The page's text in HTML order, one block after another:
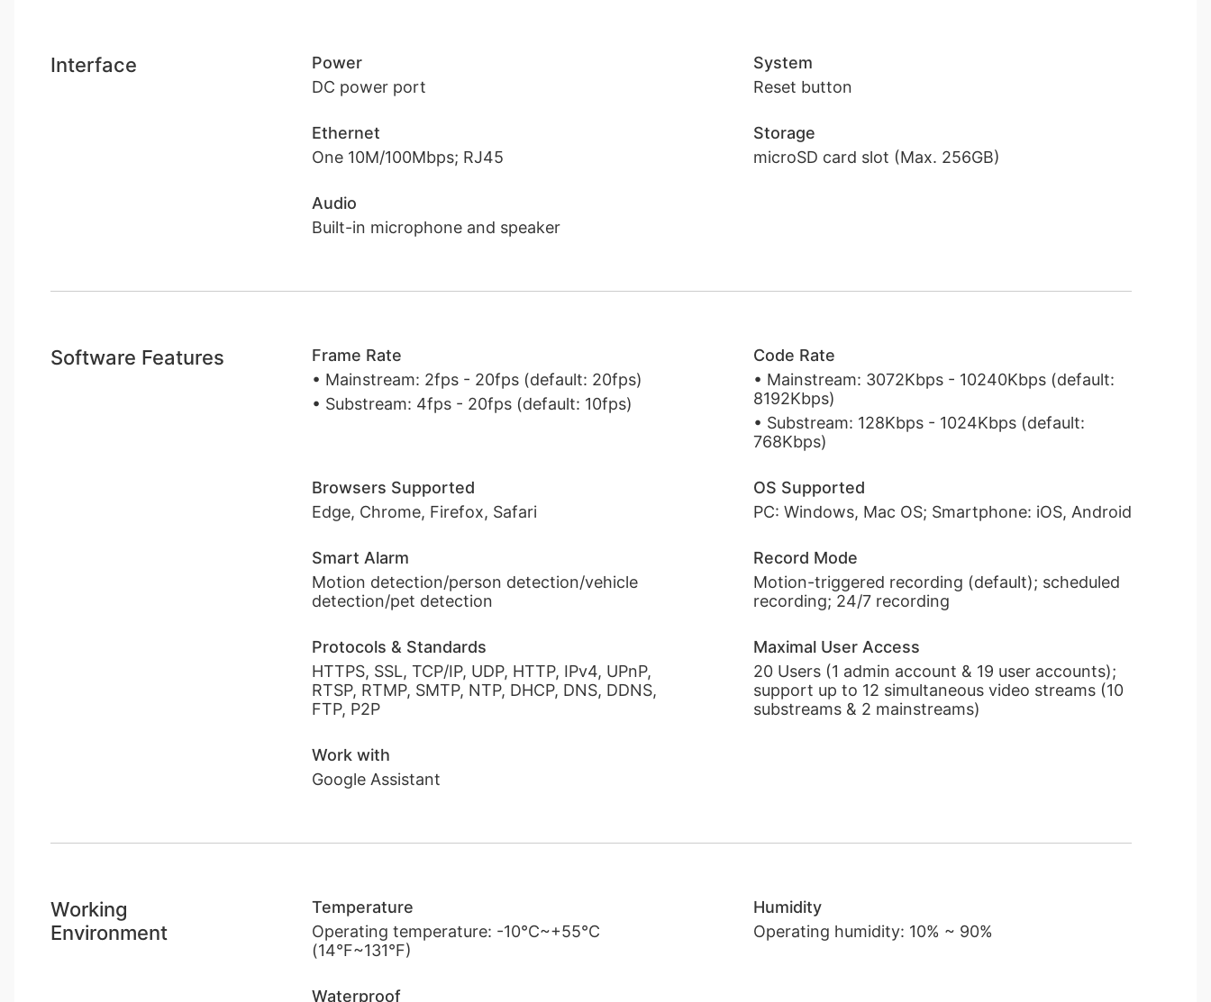
Interface
Power
DC power port
System
Reset button
Ethernet
One 10M/100Mbps; RJ45
Storage
microSD card slot (Max. 256GB)
Audio
Built-in microphone and speaker
Software Features
Frame Rate
• Mainstream: 2fps - 20fps (default: 20fps)
• Substream: 4fps - 20fps (default: 10fps)
Code Rate
• Mainstream: 3072Kbps - 10240Kbps (default:
8192Kbps)
• Substream: 128Kbps - 1024Kbps (default:
768Kbps)
Browsers Supported
Edge, Chrome, Firefox, Safari
OS Supported
PC: Windows, Mac OS; Smartphone: iOS, Android
Smart Alarm
Motion detection/person detection/vehicle
detection/pet detection
Record Mode
Motion-triggered recording (default); scheduled
recording; 24/7 recording
Protocols & Standards
HTTPS, SSL, TCP/IP, UDP, HTTP, IPv4, UPnP,
RTSP, RTMP, SMTP, NTP, DHCP, DNS, DDNS,
FTP, P2P
Maximal User Access
20 Users (1 admin account & 19 user accounts);
support up to 12 simultaneous video streams (10
substreams & 2 mainstreams)
Work with
Google Assistant
Working
Environment
Temperature
Operating temperature: -10°C~+55°C
(14°F~131°F)
Humidity
Operating humidity: 10% ~ 90%
Waterproof